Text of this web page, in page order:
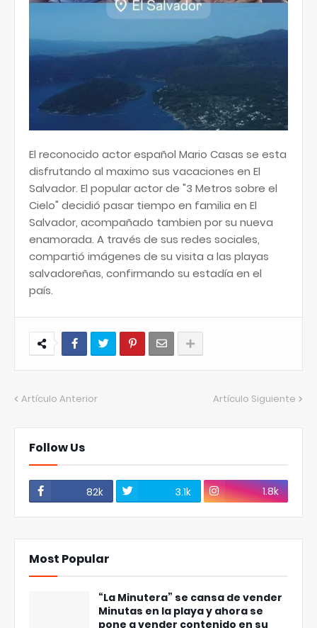
El reconocido actor español Mario Casas se esta
disfrutando al maximo sus vacaciones en El
Salvador. El popular actor de "3 Metros sobre el
Cielo" decidió pasar tiempo en familia en El
Salvador, acompañado tambien por su nueva
enamorada. A través de sus redes sociales,
compartió imágenes de su visita a las playas
salvadoreñas, confirmando su estadía en el
país.
Artículo Anterior Artículo Siguiente
Follow Us
82k 3.1k 1.8k
Most Popular
“La Minutera” se cansa de vender
Minutas en la playa y ahora se
pone a vender contenido en su